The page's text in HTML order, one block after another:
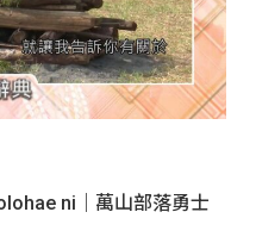
ni｜萬山部落勇士